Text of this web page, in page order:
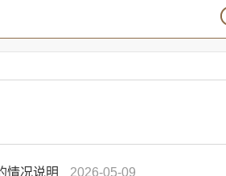
情况说明 2026-05-09